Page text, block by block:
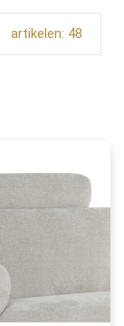
artikelen: 48